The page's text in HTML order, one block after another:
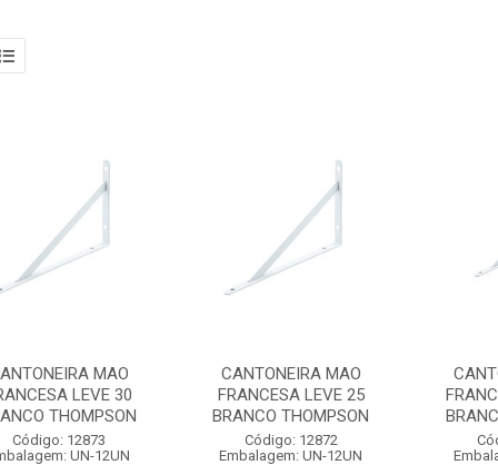
MAO
LEVE 30
THOMPSON
Código: 12873
UN-12UN
CANTONEIRA MAO
FRANCESA LEVE 25
BRANCO THOMPSON
Código: 12872
Embalagem: UN-12UN